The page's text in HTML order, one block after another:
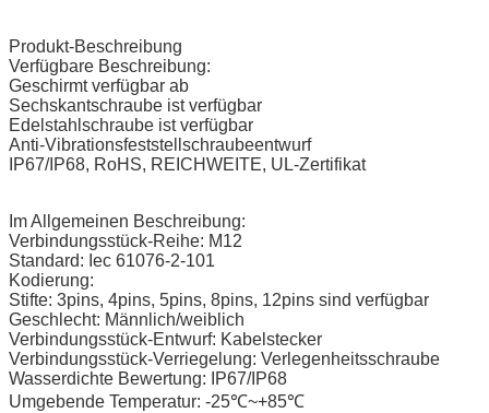
Produkt-Beschreibung
Verfügbare Beschreibung:
Geschirmt verfügbar ab
Sechskantschraube ist verfügbar
Edelstahlschraube ist verfügbar
Anti-Vibrationsfeststellschraubeentwurf
IP67/IP68, RoHS, REICHWEITE, UL-Zertifikat
Im Allgemeinen Beschreibung:
Verbindungsstück-Reihe: M12
Standard: Iec 61076-2-101
Kodierung:
Stifte: 3pins, 4pins, 5pins, 8pins, 12pins sind verfügbar
Geschlecht: Männlich/weiblich
Verbindungsstück-Entwurf: Kabelstecker
Verbindungsstück-Verriegelung: Verlegenheitsschraube
Wasserdichte Bewertung: IP67/IP68
Umgebende Temperatur: -25℃~+85℃